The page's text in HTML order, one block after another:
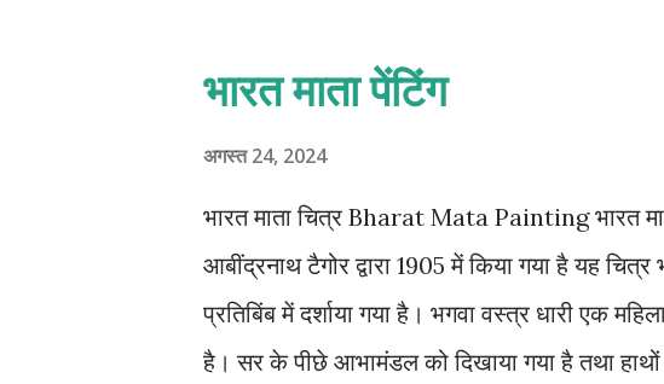
बनारस हिंदू विश्वविद्यालय और विश्वभारती, शांति
रूप में संबद्ध रहे। 1980 में तंजानिया में दारेस्लाम
ललित कला अकादेमी के अध्यक्ष भी रहे हैं। 1956 में
1971 में पद्मश्री। 1982 में अकादेमी की रत...
भारत माता पेंटिंग
अगस्त 24, 2024
भारत माता चित्र Bharat Mata Painting भारत
आबींद्रनाथ टैगोर द्वारा 1905 में किया गया है यह
प्रतिबिंब में दर्शाया गया है। भगवा वस्त्र धारी एक
है। सर के पीछे आभामंडल को दिखाया गया है तथा